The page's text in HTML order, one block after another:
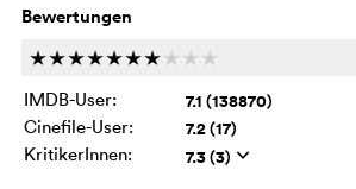
Bewertungen
ccccccc c c c
IMDB-User:
7.1 (138870)
Cinefile-User: 7.2 (17)
KritikerInnen: 7.3 (3) q